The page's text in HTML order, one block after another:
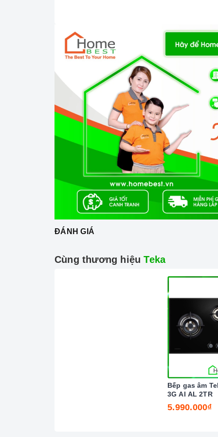
Lựa chọn chương trình rửa phù hợp: Mỗi
nhau. Bạn nên lựa chọn chương trình rửa
máy rửa chénđịnh kỳ: Bạn nên vệ
ngừa vi khuẩn phát triển. Bạn có thể vệ
chuyên dụng hoặc bằng cách chạy chương
Bảo quản
máy rửa chénđúng cách: Khi
hết nước trong máy. Bạn cũng nên đóng
3. Tại sao nên chọn mua sản phẩm tại
Cam kết hàng chính hãng:Chúng tôi
gốc, xuất xứ và chứng từ rõ ràng.
Chế độ hỗ trợ bảo hành linh hoạt:
hậu mãi chuyên nghiệp, đảm bảo rằng
khó khăn nào trong quá trình sử dụng sản
Vận chuyển lắp đặt nhanh chóng:Đội
nghiệp, tận tâm sẽ đồng hành cùng quý
Đến với Home Best, chúng tôi tự hào cung
nổi tiếng, cam kết về chất lượng và
đến cho quý khách hàng dịch vụ chăm sóc
ĐÁNH GIÁ
Cùng thương hiệuTeka
Bếp gas âm
3G AI AL 2TR
5.990.000₫